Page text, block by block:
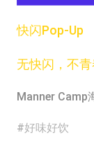
快闪Pop-Up
无快闪，不青
Manner Camp
#好味好饮